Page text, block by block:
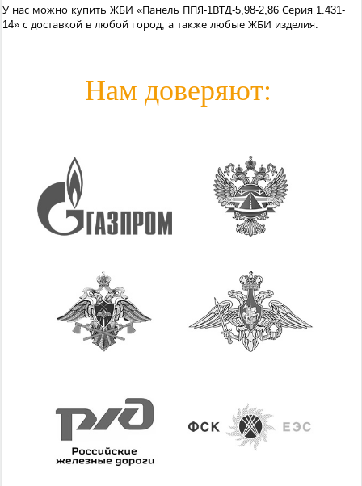
У нас можно купить ЖБИ «Панель ППЯ-1ВТД-5,98-2,86 Серия 1.431-
14» с доставкой в любой город, а также любые ЖБИ изделия.
Нам доверяют: